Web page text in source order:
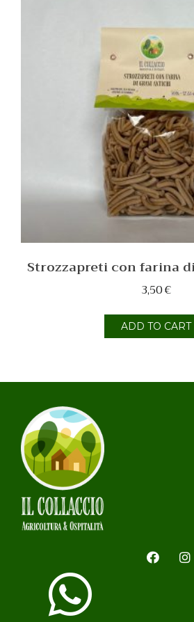
Strozzapreti con farina
3,50€
ADD TO CART